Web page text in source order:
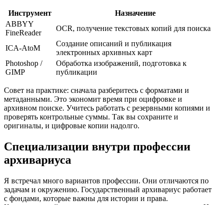
Инструмент
Назначение
ABBYY
FineReader
OCR, получение текстовых копий для поиска
ICA-AtoM
Создание описаний и публикация
электронных архивных карт
Photoshop /
GIMP
Обработка изображений, подготовка к
публикации
Совет на практике: сначала разберитесь с форматами и
метаданными. Это экономит время при оцифровке и
архивном поиске. Учитесь работать с резервными копиями и
проверять контрольные суммы. Так вы сохраните и
оригиналы, и цифровые копии надолго.
Специализации внутри профессии
архивариуса
Я встречал много вариантов профессии. Они отличаются по
задачам и окружению. Государственный архивариус работает
с фондами, которые важны для истории и права.